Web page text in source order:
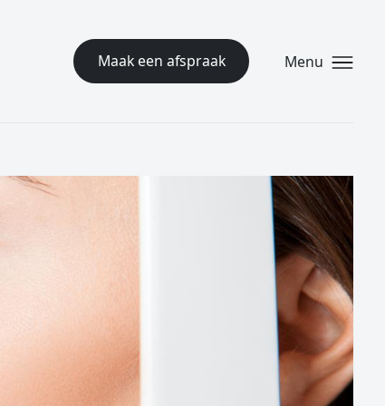
Maak een afspraak Menu